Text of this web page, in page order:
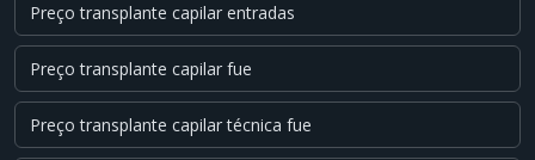
Preço transplante capilar entradas
Preço transplante capilar fue
Preço transplante capilar técnica fue